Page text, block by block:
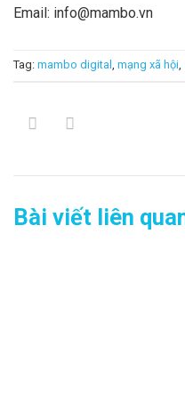
Email: info@mambo.vn
Tag: mambo digital , mạng xã hội,
Bài viết liên